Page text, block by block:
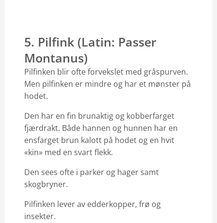
5. Pilfink (Latin: Passer
Montanus)
Pilfinken blir ofte forvekslet med gråspurven.
Men pilfinken er mindre og har et mønster på
hodet.
Den har en fin brunaktig og kobberfarget
fjærdrakt. Både hannen og hunnen har en
ensfarget brun kalott på hodet og en hvit
«kin» med en svart flekk.
Den sees ofte i parker og hager samt
skogbryner.
Pilfinken lever av edderkopper, frø og
insekter.